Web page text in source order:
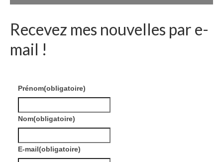
Recevez mes nouvelles par e-
mail !
Prénom(obligatoire)
Nom(obligatoire)
E-mail(obligatoire)